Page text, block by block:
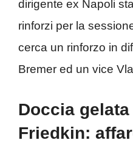
dirigente ex Napoli
rinforzi per la
cerca un rinforzo in
Bremer ed un vice
Doccia
Friedkin: